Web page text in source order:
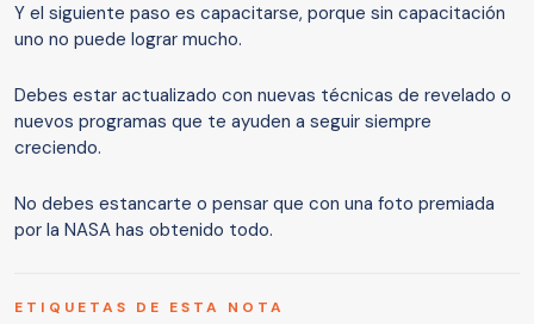
Y el siguiente paso es capacitarse, porque sin capacitación
uno no puede lograr mucho.
Debes estar actualizado con nuevas técnicas de revelado o
nuevos programas que te ayuden a seguir siempre
creciendo.
No debes estancarte o pensar que con una foto premiada
por la NASA has obtenido todo.
ETIQUETAS DE ESTA NOTA